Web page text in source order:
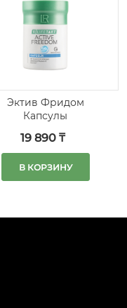
Эктив Фридом
Капсулы
19 890 ₸
В КОРЗИНУ